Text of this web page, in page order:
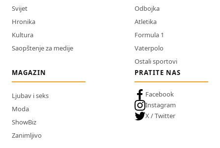
Svijet
Hronika
Kultura
Saopštenje za medije
Odbojka
Atletika
Formula 1
Vaterpolo
Ostali sportovi
MAGAZIN
Ljubav i seks
Moda
ShowBiz
Zanimljivo
PRATITE NAS
Facebook
Instagram
X / Twitter